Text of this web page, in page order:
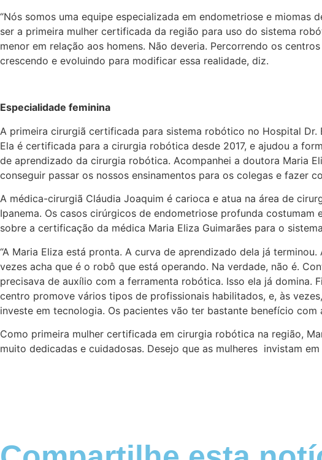
“Nós somos uma equipe especializada em endometriose e
ser a primeira mulher certificada da região para uso do sistema
menor em relação aos homens. Não deveria. Percorrendo os
crescendo e evoluindo para modificar essa realidade, diz.
Especialidade feminina
A primeira cirurgiã certificada para sistema robótico no Hospital
Ela é certificada para a cirurgia robótica desde 2017, e ajudou a
de aprendizado da cirurgia robótica. Acompanhei a doutora Maria
conseguir passar os nossos ensinamentos para os colegas e fazer
A médica-cirurgiã Cláudia Joaquim é carioca e atua na área de
Ipanema. Os casos cirúrgicos de endometriose profunda
sobre a certificação da médica Maria Eliza Guimarães para o
“A Maria Eliza está pronta. A curva de aprendizado dela já
vezes acha que é o robô que está operando. Na verdade, não é.
precisava de auxílio com a ferramenta robótica. Isso ela já
centro promove vários tipos de profissionais habilitados, e, às
investe em tecnologia. Os pacientes vão ter bastante benefício
Como primeira mulher certificada em cirurgia robótica na região,
muito dedicadas e cuidadosas. Desejo que as mulheres invistam